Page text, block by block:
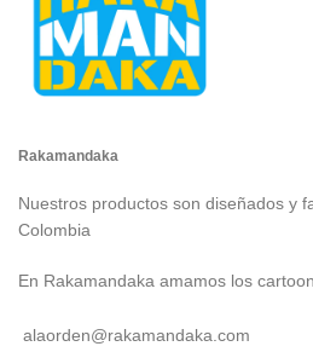
Rakamandaka
Nuestros productos son diseñados y
Colombia
En Rakamandaka amamos los
alaorden@rakamandaka.com